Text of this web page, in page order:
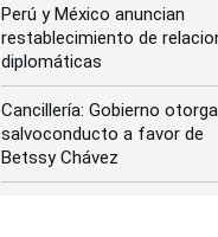
Perú y México anuncian
restablecimiento de
diplomáticas
Cancillería: Gobierno otorga
salvoconducto a favor de
Betssy Chávez